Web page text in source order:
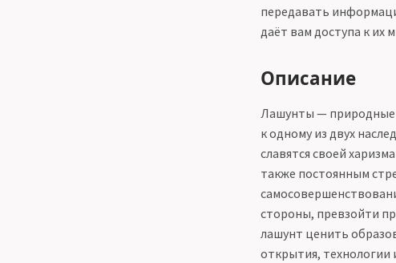
передавать
даёт вам доступа к их
Описание
Лашунты — природные
к одному из двух
славятся своей
также постоянным
стороны, превзойти
лашунт ценить
открытия, технологии